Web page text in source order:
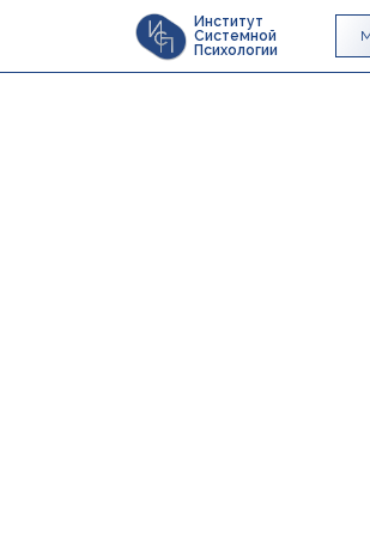
Институт
Системной
Психологии